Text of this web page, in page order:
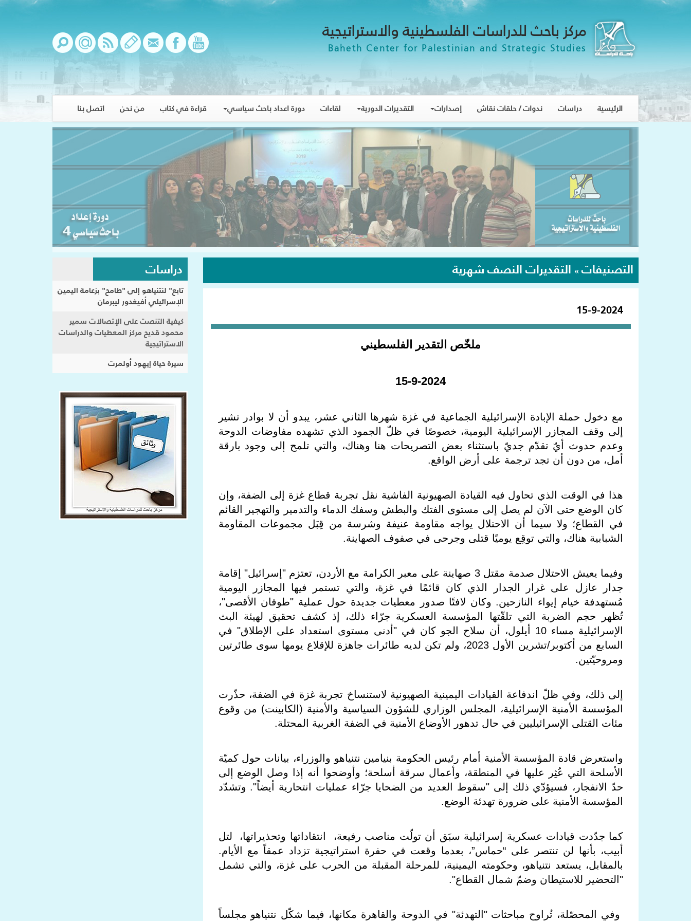
مركز باحث للدراسات الفلسطينية والاستراتيجية
Baheth Center for Palestinian and Strategic Studies
الرئيسية دراسات ندوات / حلقات نقاش إصدارات التقديرات الدورية لقاءات دورة اعداد باحث سياسي قراءة في كتاب من نحن اتصل بنا
التصنيفات » التقديرات النصف شهرية
15-9-2024
ملخّص التقدير الفلسطيني
15-9-2024
مع دخول حملة الإبادة الإسرائيلية الجماعية في غزة شهرها الثاني عشر، يبدو أن لا بوادر تشير
إلى وقف المجازر الإسرائيلية اليومية، خصوصًا في ظلّ الجمود الذي تشهده مفاوضات الدوحة
وعدم حدوث أيّ تقدّم جديّ باستثناء بعض التصريحات هنا وهناك، والتي تلمح إلى وجود بارقة
أمل، من دون أن تجد ترجمة على أرض الواقع.
هذا في الوقت الذي تحاول فيه القيادة الصهيونية الفاشية نقل تجربة قطاع غزة إلى الضفة، وإن
كان الوضع حتى الآن لم يصل إلى مستوى الفتك والبطش وسفك الدماء والتدمير والتهجير القائم
في القطاع؛ ولا سيما أن الاحتلال يواجه مقاومة عنيفة وشرسة من قِبَل مجموعات المقاومة
الشبابية هناك، والتي توقِع يوميًا قتلى وجرحى في صفوف الصهاينة.
وفيما يعيش الاحتلال صدمة مقتل 3 صهاينة على معبر الكرامة مع الأردن، تعتزم "إسرائيل" إقامة
جدار عازل على غرار الجدار الذي كان قائمًا في غزة، والتي تستمر فيها المجازر اليومية
مُستهدفة خيام إيواء النازحين. وكان لافتًا صدور معطيات جديدة حول عملية "طوفان الأقصى"،
تُظهر حجم الضربة التي تلقّتها المؤسسة العسكرية جرّاء ذلك، إذ كشف تحقيق لهيئة البث
الإسرائيلية مساء 10 أيلول، أن سلاح الجو كان في "أدنى مستوى استعداد على الإطلاق" في
السابع من أكتوبر/تشرين الأول 2023، ولم تكن لديه طائرات جاهزة للإقلاع يومها سوى طائرتين
ومروحيّتين.
إلى ذلك، وفي ظلّ اندفاعة القيادات اليمينية الصهيونية لاستنساخ تجربة غزة في الضفة، حذّرت
المؤسسة الأمنية الإسرائيلية، المجلس الوزاري للشؤون السياسية والأمنية (الكابينت) من وقوع
مئات القتلى الإسرائيليين في حال تدهور الأوضاع الأمنية في الضفة الغربية المحتلة.
واستعرض قادة المؤسسة الأمنية أمام رئيس الحكومة بنيامين نتنياهو والوزراء، بيانات حول كميّة
الأسلحة التي عُثِر عليها في المنطقة، وأعمال سرقة أسلحة؛ وأوضحوا أنه إذا وصل الوضع إلى
حدّ الانفجار، فسيؤدّي ذلك إلى "سقوط العديد من الضحايا جرّاء عمليات انتحارية أيضاً". وتشدّد
المؤسسة الأمنية على ضرورة تهدئة الوضع.
كما جدّدت قيادات عسكرية إسرائيلية سبَق أن تولّت مناصب رفيعة، انتقاداتها وتحذيراتها، لتل
أبيب، بأنها لن تنتصر على “حماس”، بعدما وقعت في حفرة استراتيجية تزداد عمقاً مع الأيام.
بالمقابل، يستعد نتنياهو، وحكومته اليمينية، للمرحلة المقبلة من الحرب على غزة، والتي تشمل
"التحضير للاستيطان وضمّ شمال القطاع".
وفي المحصّلة، تُراوح مباحثات "التهدئة" في الدوحة والقاهرة مكانها، فيما شكّل نتنياهو مجلساً
دراسات
تابع" لنتنياهو إلى "طامح" بزعامة اليمين
الإسرائيلي أفيغدور ليبرمان
كيفية التنصت على الإتصالات سمير
محمود قديح مركز المعطيات والدراسات
الاستراتيجية
سيرة حياة إيهود أولمرت